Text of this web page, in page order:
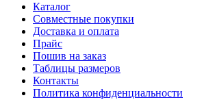
Каталог
Совместные покупки
Доставка и оплата
Прайс
Пошив на заказ
Таблицы размеров
Контакты
Политика конфиденциальности